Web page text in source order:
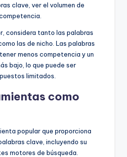
clave, ver el volumen de
considera tanto las palabras
las de nicho. Las palabras
menos competencia y un
bajo, lo que puede ser
limitados.
como
popular que proporciona
clave, incluyendo su
motores de búsqueda.